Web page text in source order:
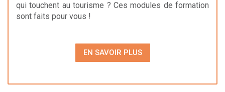
qui touchent au tourisme ? Ces modules de formation
sont faits pour vous !
EN SAVOIR PLUS